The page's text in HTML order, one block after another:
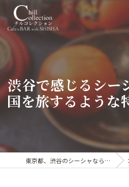
渋谷で感じるシー
国を旅するような
東京都、渋谷のシーシャならカフェ&シーシャバー Chill collection渋谷センター街店